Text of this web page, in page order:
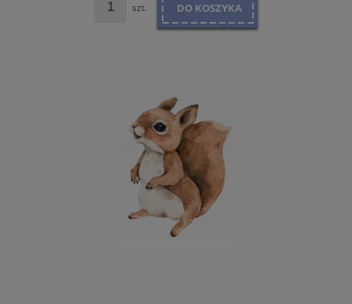
szt. DO KOSZYKA